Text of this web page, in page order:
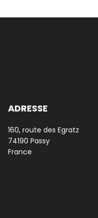
ADRESSE
160, route des Egratz
74190 Passy
France